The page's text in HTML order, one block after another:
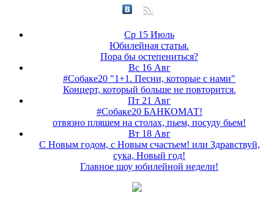
Ср 15 Июль
Юбилейная статья.
Пора бы остепениться?
Вс 16 Авг
#Собаке20 "1+1. Песни, которые с нами"
Концерт, который больше не повторится.
Пт 21 Авг
#Собаке20 БАНКОМАТ!
отвязно пляшем на столах, пьем, посуду бьем!
Вт 18 Авг
С Новым годом, с Новым счастьем! или Здравствуй,
сука, Новый год!
Главное шоу юбилейной недели!